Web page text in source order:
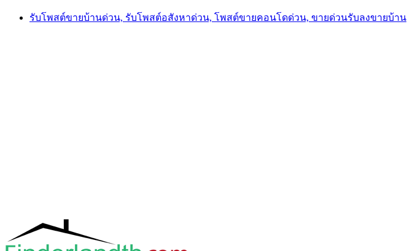
Skip
รับโพสต์ขายบ้านด่วน, รับโพสต์อสังหาด่วน, โพสต์ขายคอนโดด่วน, ขายด่วนรับลงขายบ้าน